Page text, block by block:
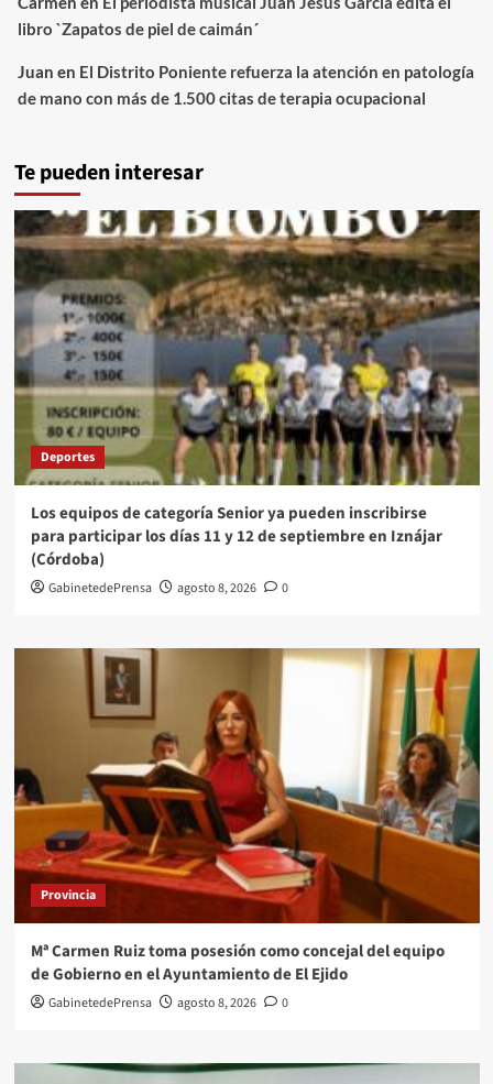
libro `Zapatos de piel de caimán´
Juan en El Distrito Poniente refuerza la atención en patología
de mano con más de 1.500 citas de terapia ocupacional
Te pueden interesar
Deportes
Los equipos de categoría Senior ya pueden inscribirse
para participar los días 11 y 12 de septiembre en Iznájar
(Córdoba)
GabinetedePrensa agosto 8, 2026 0
Provincia
Mª Carmen Ruiz toma posesión como concejal del equipo
de Gobierno en el Ayuntamiento de El Ejido
GabinetedePrensa agosto 8, 2026 0